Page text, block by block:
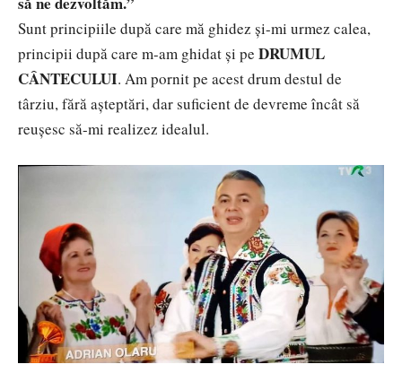
Sunt principiile după care mă ghidez și-mi urmez calea,
principii după care m-am ghidat și pe DRUMUL
CÂNTECULUI. Am pornit pe acest drum destul de
târziu, fără așteptări, dar suficient de devreme încât să
reușesc să-mi realizez idealul.